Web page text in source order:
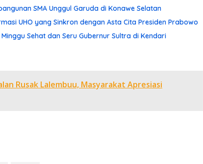
SMA Unggul Garuda di Konawe Selatan
UHO yang Sinkron dengan Asta Cita Presiden Prabowo
Sehat dan Seru Gubernur Sultra di Kendari
Rusak Lalembuu, Masyarakat Apresiasi